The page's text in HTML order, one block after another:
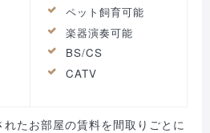
ペット飼育可能
楽器演奏可能
BS/CS
CATV
たお部屋の賃料を間取りごとに